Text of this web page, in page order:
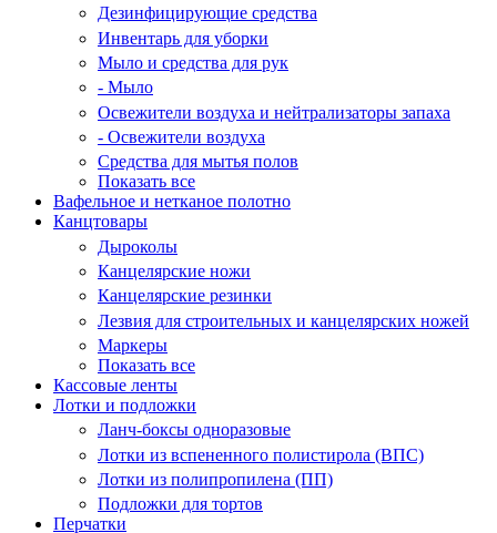
Дезинфицирующие средства
Инвентарь для уборки
Мыло и средства для рук
- Мыло
Освежители воздуха и нейтрализаторы запаха
- Освежители воздуха
Средства для мытья полов
Показать все
Вафельное и нетканое полотно
Канцтовары
Дыроколы
Канцелярские ножи
Канцелярские резинки
Лезвия для строительных и канцелярских ножей
Маркеры
Показать все
Кассовые ленты
Лотки и подложки
Ланч-боксы одноразовые
Лотки из вспененного полистирола (ВПС)
Лотки из полипропилена (ПП)
Подложки для тортов
Перчатки